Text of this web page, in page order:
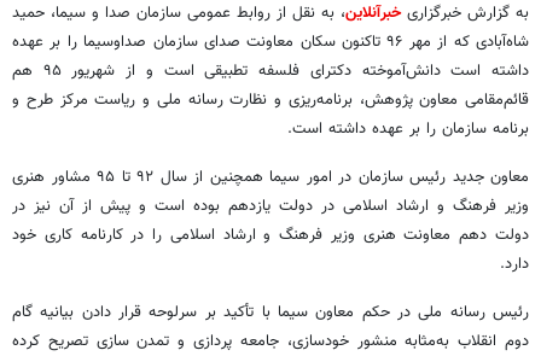
به گزارش خبرگزاریخبرآنلاین، به نقل از روابط عمومی سازمان صدا و سیما، حمید
شاه‌آبادی که از مهر ۹۶ تاکنون سکان معاونت صدای سازمان صداوسیما را بر عهده
داشته است دانش‌آموخته دکترای فلسفه تطبیقی است و از شهریور ۹۵ هم
قائم‌مقامی معاون پژوهش، برنامه‌ریزی و نظارت رسانه ملی و ریاست مرکز طرح و
برنامه سازمان را بر عهده داشته است.
معاون جدید رئیس سازمان در امور سیما همچنین از سال ۹۲ تا ۹۵ مشاور هنری
وزیر فرهنگ و ارشاد اسلامی در دولت یازدهم بوده است و پیش از آن نیز در
دولت دهم معاونت هنری وزیر فرهنگ و ارشاد اسلامی را در کارنامه کاری خود
دارد.
رئیس رسانه ملی در حکم معاون سیما با تأکید بر سرلوحه قرار دادن بیانیه گام
دوم انقلاب به‌مثابه منشور خودسازی، جامعه پردازی و تمدن سازی تصریح کرده